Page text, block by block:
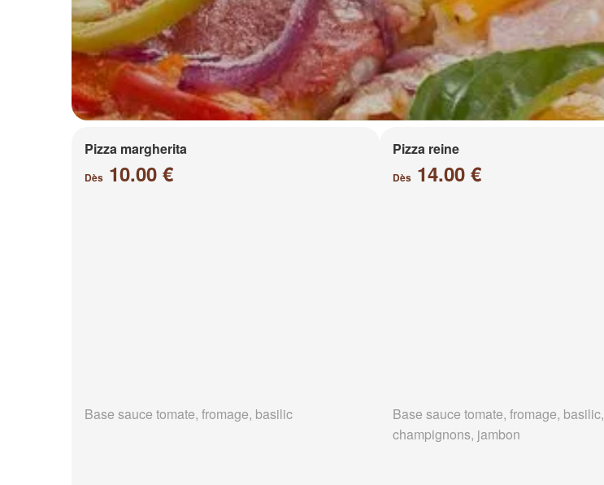
Pizza margherita
Dès 10.00 €
Base sauce tomate, fromage, basilic
Pizza reine
Dès14.00 €
Base sauce tomate, fromage, basilic,
champignons, jambon